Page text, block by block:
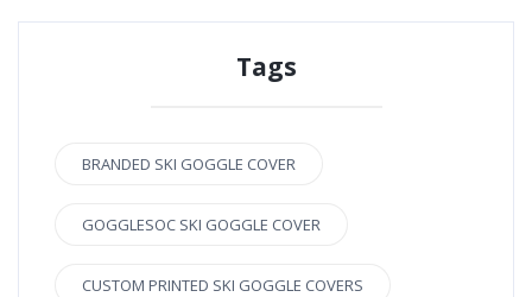
Tags
BRANDED SKI GOGGLE COVER
GOGGLESOC SKI GOGGLE COVER
CUSTOM PRINTED SKI GOGGLE COVERS